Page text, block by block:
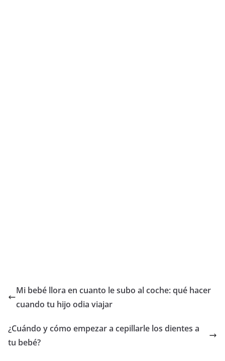
Mi bebé llora en cuanto le subo al coche: qué hacer
cuando tu hijo odia viajar
¿Cuándo y cómo empezar a cepillarle los dientes a
tu bebé?